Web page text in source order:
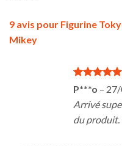
9 avis pour Figurine
Mikey
Note
sur
5
P***o –
Arrivé
du produit.